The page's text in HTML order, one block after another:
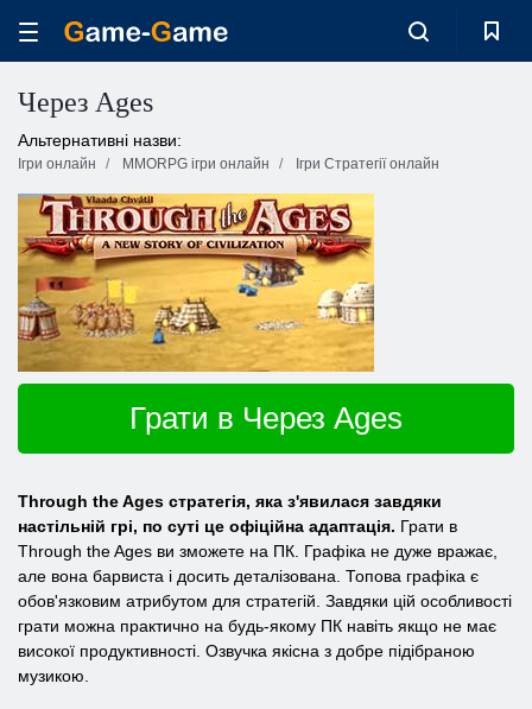
Через Ages
Альтернативні назви:
Ігри онлайн MMORPG ігри онлайн Ігри Стратегії онлайн
Грати в Через Ages
Through the Ages стратегія, яка з'явилася завдяки
настільній грі, по суті це офіційна адаптація. Грати в
Through the Ages ви зможете на ПК. Графіка не дуже вражає,
але вона барвиста і досить деталізована. Топова графіка є
обов'язковим атрибутом для стратегій. Завдяки цій особливості
грати можна практично на будь-якому ПК навіть якщо не має
високої продуктивності. Озвучка якісна з добре підібраною
музикою.